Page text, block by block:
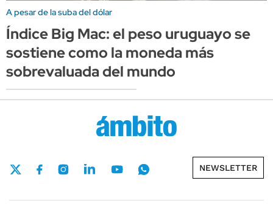
A pesar de la suba del dólar
Índice Big Mac: el peso uruguayo se
sostiene como la moneda más
sobrevaluada del mundo
NEWSLETTER